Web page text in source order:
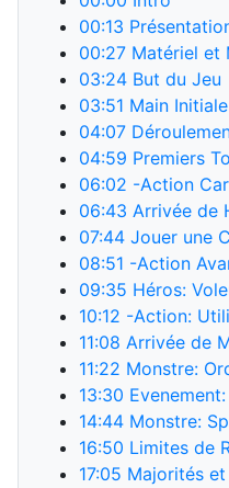
00:13
00:27 Matériel et
03:24 But du Jeu
03:51 Main Initiale
04:07
04:59 Premiers
06:02 -Action
06:43 Arrivée de
07:44 Jouer une
08:51 -Action
09:35 Héros:
10:12 -Action:
11:08 Arrivée de
11:22 Monstre:
13:30
14:44 Monstre:
16:50 Limites de
17:05 Majorités